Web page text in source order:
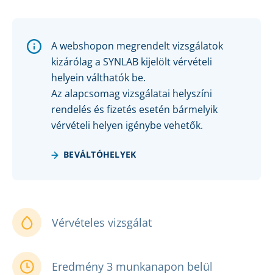
A webshopon megrendelt vizsgálatok
kizárólag a SYNLAB kijelölt vérvételi
helyein válthatók be.
Az alapcsomag vizsgálatai helyszíni
rendelés és fizetés esetén bármelyik
vérvételi helyen igénybe vehetők.
BEVÁLTÓHELYEK
Vérvételes vizsgálat
Eredmény 3 munkanapon belül